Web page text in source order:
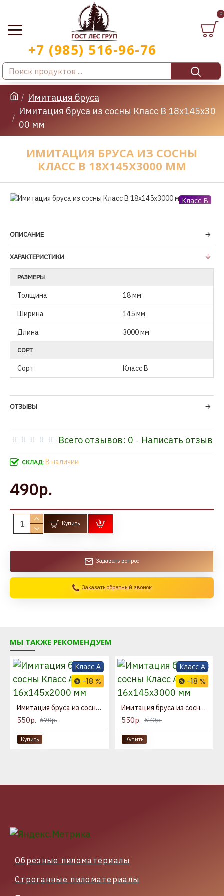
0
Имитация бруса
Имитация бруса из сосны Класс В 18x145x30
00 мм
ИМИТАЦИЯ БРУСА ИЗ СОСНЫ
КЛАСС В 18X145X3000 ММ
Класс B
ОПИСАНИЕ
ХАРАКТЕРИСТИКИ
РАЗМЕРЫ
Толщина 18 мм
Ширина 145 мм
Длина 3000 мм
СОРТ
Сорт Класс В
ОТЗЫВЫ
СКЛАД: В наличии
Всего отзывов: 0 - Написать отзыв
490р.
Купить
Задавать вопрос
Заказать обратный звонок
МЫ ТАКЖЕ РЕКОМЕНДУЕМ
Класс A
-18 %
Имитация бруса из сосны Класс А 16x145x2000 мм
550р. 670р.
Купить
Класс A
-18 %
Имитация бруса из сосны Класс А 16x145x3000 мм
550р. 670р.
Купить
Обрезные пиломатериалы
Строганные пиломатериалы